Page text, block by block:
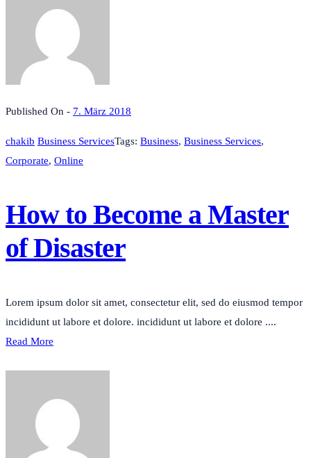
Published On - 7. März 2018
chakib Business ServicesTags: Business, Business Services,
Corporate, Online
How to Become a Master
of Disaster
Lorem ipsum dolor sit amet, consectetur elit, sed do eiusmod tempor
incididunt ut labore et dolore. incididunt ut labore et dolore ....
Read More